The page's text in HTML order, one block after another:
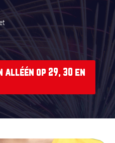
alléén op 29, 30 en